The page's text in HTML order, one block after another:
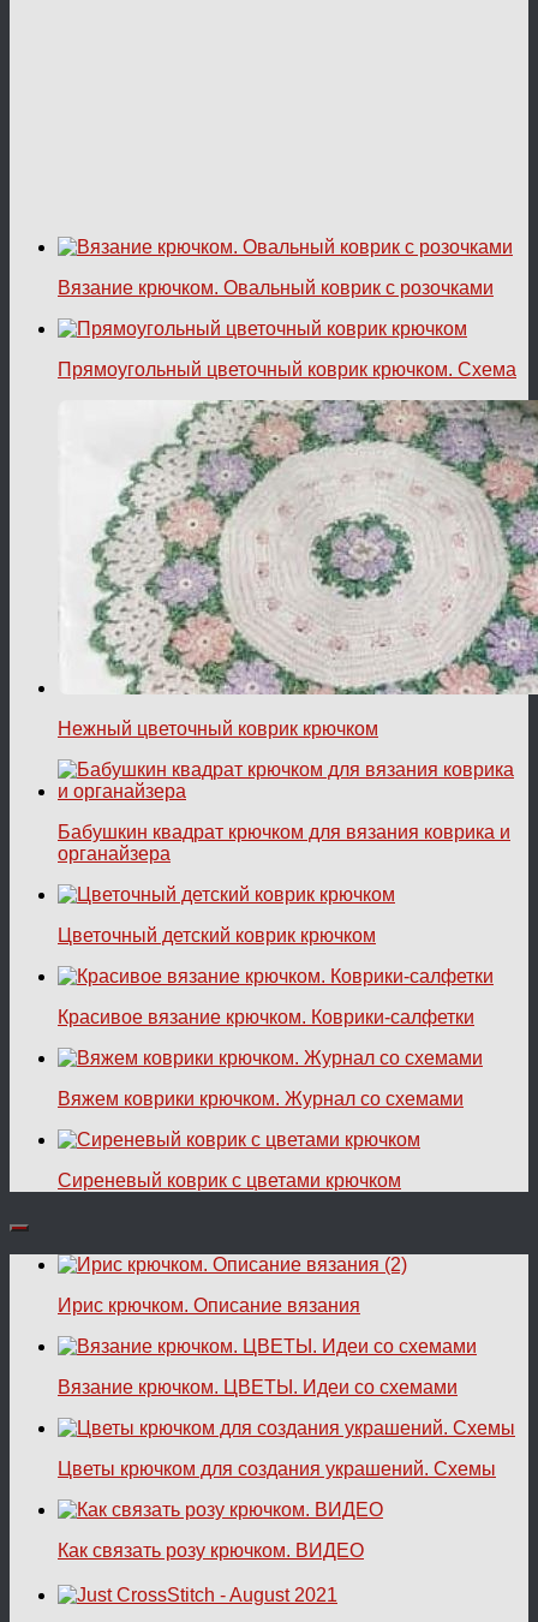
Вязание крючком. Овальный коврик с розочками
Прямоугольный цветочный коврик крючком. Схема
Нежный цветочный коврик крючком
Бабушкин квадрат крючком для вязания коврика и
органайзера
Цветочный детский коврик крючком
Красивое вязание крючком. Коврики-салфетки
Вяжем коврики крючком. Журнал со схемами
Сиреневый коврик с цветами крючком
Ирис крючком. Описание вязания
Вязание крючком. ЦВЕТЫ. Идеи со схемами
Цветы крючком для создания украшений. Схемы
Как связать розу крючком. ВИДЕО